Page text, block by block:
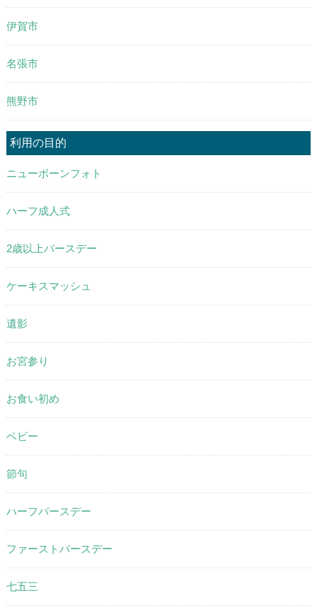
伊賀市
名張市
熊野市
利用の目的
ニューボーンフォト
ハーフ成人式
2歳以上バースデー
ケーキスマッシュ
遺影
お宮参り
お食い初め
ベビー
節句
ハーフバースデー
ファーストバースデー
七五三